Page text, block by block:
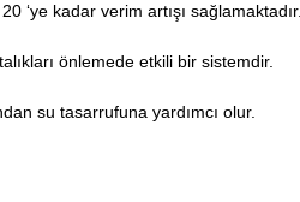
‘ye kadar verim artışı sağlamaktadır.
önlemede etkili bir sistemdir.
su tasarrufuna yardımcı olur.